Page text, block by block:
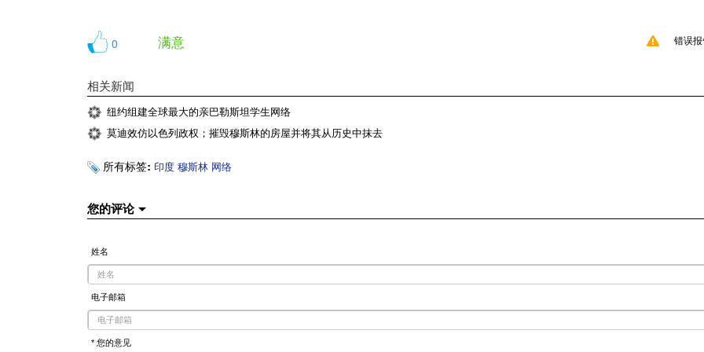
0 满意 错误报
相关新闻
纽约组建全球最大的亲巴勒斯坦学生网络
莫迪效仿以色列政权；摧毁穆斯林的房屋并将其从历史中抹去
所有标签: 印度 穆斯林 网络
您的评论
姓名
电子邮箱
* 您的意见